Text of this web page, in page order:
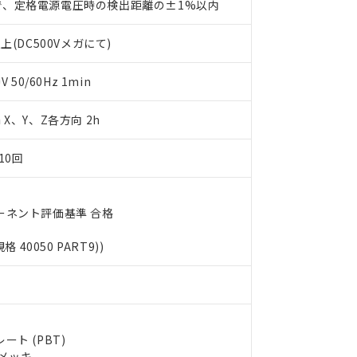
定格電源電圧時の検出距離の±1%以内
(DC500Vメガにて)
50/60Hz 1min
、Y、Z各方向 2h
回
ネント評価基準 合格
格 40050 PART9))
ート (PBT)
用者とは、"個人情報の共同利用に関して"
ます。
質）の非含有証明書
書（当社基準）
点で非含有を証明するもので、過去に遡って非含有を証明するも
タル酸エステル類４物質の対応では、対応完了までの期間は出
への在庫切替を完了していることから、特段のことがない限り、
。